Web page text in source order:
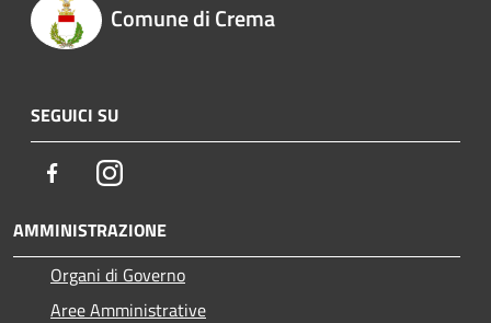
Comune di Crema
SEGUICI SU
FacebookInstagram
AMMINISTRAZIONE
Organi di Governo
Aree Amministrative